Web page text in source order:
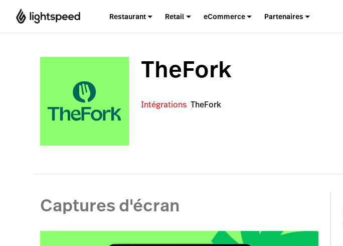
Restaurant Retail eCommerce Partenaires
TheFork
Intégrations TheFork
Captures d'écran